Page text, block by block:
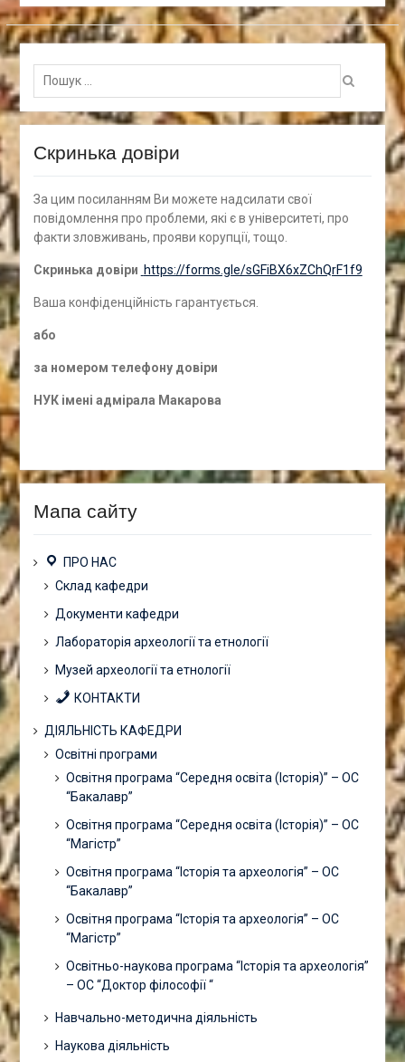
Пошук
для:
Скринька довіри
За цим посиланням Ви можете надсилати свої
повідомлення про проблеми, які є в університеті, про
факти зловживань, прояви корупції, тощо.
Скринька довіри https://forms.gle/sGFiBX6xZChQrF1f9
Ваша конфіденційність гарантується.
або
за номером телефону довіри
НУК імені адмірала Макарова
Мапа сайту
ПРО НАС
Склад кафедри
Документи кафедри
Лабораторія археології та етнології
Музей археології та етнології
КОНТАКТИ
ДІЯЛЬНІСТЬ КАФЕДРИ
Освітні програми
Освітня програма “Середня освіта (Історія)” – ОС
“Бакалавр”
Освітня програма “Середня освіта (Історія)” – ОС
“Магістр”
Освітня програма “Історія та археологія” – ОС
“Бакалавр”
Освітня програма “Історія та археологія” – ОС
“Магістр”
Освітньо-наукова програма “Історія та археологія”
– ОС “Доктор філософії “
Навчально-методична діяльність
Наукова діяльність